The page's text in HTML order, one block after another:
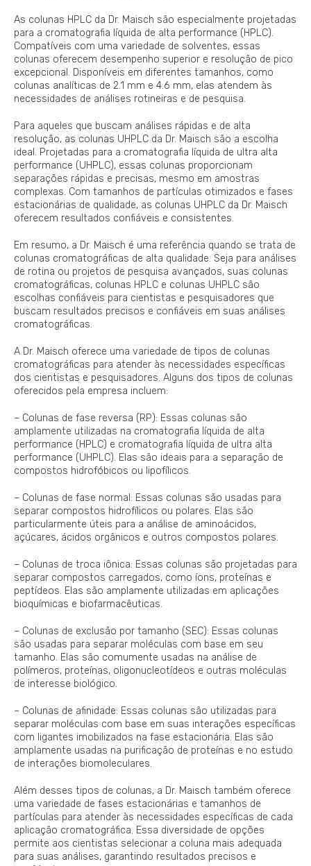
As colunas HPLC da Dr. Maisch são especialmente projetadas
para a cromatografia líquida de alta performance (HPLC).
Compatíveis com uma variedade de solventes, essas
colunas oferecem desempenho superior e resolução de pico
excepcional. Disponíveis em diferentes tamanhos, como
colunas analíticas de 2.1 mm e 4.6 mm, elas atendem às
necessidades de análises rotineiras e de pesquisa.
Para aqueles que buscam análises rápidas e de alta
resolução, as colunas UHPLC da Dr. Maisch são a escolha
ideal. Projetadas para a cromatografia líquida de ultra alta
performance (UHPLC), essas colunas proporcionam
separações rápidas e precisas, mesmo em amostras
complexas. Com tamanhos de partículas otimizados e fases
estacionárias de qualidade, as colunas UHPLC da Dr. Maisch
oferecem resultados confiáveis e consistentes.
Em resumo, a Dr. Maisch é uma referência quando se trata de
colunas cromatográficas de alta qualidade. Seja para análises
de rotina ou projetos de pesquisa avançados, suas colunas
cromatográficas, colunas HPLC e colunas UHPLC são
escolhas confiáveis para cientistas e pesquisadores que
buscam resultados precisos e confiáveis em suas análises
cromatográficas.
A Dr. Maisch oferece uma variedade de tipos de colunas
cromatográficas para atender às necessidades específicas
dos cientistas e pesquisadores. Alguns dos tipos de colunas
oferecidos pela empresa incluem:
– Colunas de fase reversa (RP): Essas colunas são
amplamente utilizadas na cromatografia líquida de alta
performance (HPLC) e cromatografia líquida de ultra alta
performance (UHPLC). Elas são ideais para a separação de
compostos hidrofóbicos ou lipofílicos.
– Colunas de fase normal: Essas colunas são usadas para
separar compostos hidrofílicos ou polares. Elas são
particularmente úteis para a análise de aminoácidos,
açúcares, ácidos orgânicos e outros compostos polares.
– Colunas de troca iônica: Essas colunas são projetadas para
separar compostos carregados, como íons, proteínas e
peptídeos. Elas são amplamente utilizadas em aplicações
bioquímicas e biofarmacêuticas.
– Colunas de exclusão por tamanho (SEC): Essas colunas
são usadas para separar moléculas com base em seu
tamanho. Elas são comumente usadas na análise de
polímeros, proteínas, oligonucleotídeos e outras moléculas
de interesse biológico.
– Colunas de afinidade: Essas colunas são utilizadas para
separar moléculas com base em suas interações específicas
com ligantes imobilizados na fase estacionária. Elas são
amplamente usadas na purificação de proteínas e no estudo
de interações biomoleculares.
Além desses tipos de colunas, a Dr. Maisch também oferece
uma variedade de fases estacionárias e tamanhos de
partículas para atender às necessidades específicas de cada
aplicação cromatográfica. Essa diversidade de opções
permite aos cientistas selecionar a coluna mais adequada
para suas análises, garantindo resultados precisos e